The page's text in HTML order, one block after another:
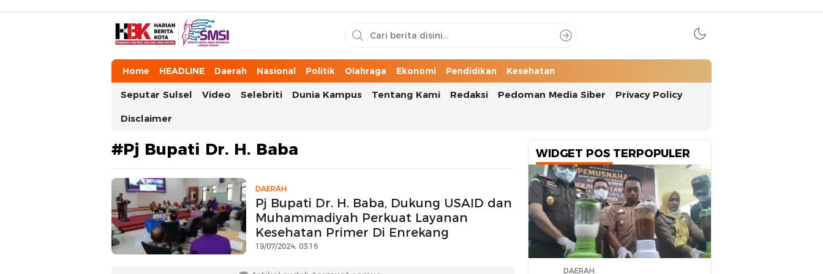
HarianBeritaKota
Mengabarkan Setiap Detil, Sudut, dan Cerita Kota
Home HEADLINE Daerah Nasional Politik Olahraga Ekonomi Pendidikan Kesehatan
Seputar Sulsel Video Selebriti Dunia Kampus Tentang Kami Redaksi Pedoman Media Siber Privacy Policy
Disclaimer
#Pj Bupati Dr. H. Baba
DAERAH
Pj Bupati Dr. H. Baba, Dukung USAID dan
Muhammadiyah Perkuat Layanan
Kesehatan Primer Di Enrekang
19/07/2024, 03:16
WIDGET POS TERPOPULER
DAERAH